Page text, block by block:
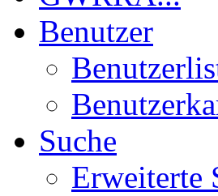
Benutzer
Suche
Erweiterte